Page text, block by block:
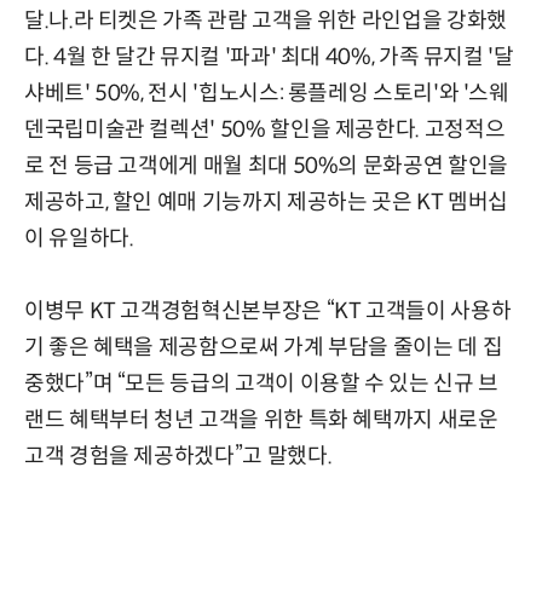
달.나.라 티켓은 가족 관람 고객을 위한 라인업을 강화했
다. 4월 한 달간 뮤지컬 '파과' 최대 40%, 가족 뮤지컬 '달
샤베트' 50%, 전시 '힙노시스: 롱플레잉 스토리'와 '스웨
덴국립미술관 컬렉션' 50% 할인을 제공한다. 고정적으
로 전 등급 고객에게 매월 최대 50%의 문화공연 할인을
제공하고, 할인 예매 기능까지 제공하는 곳은 KT 멤버십
이 유일하다.
이병무 KT 고객경험혁신본부장은 “KT 고객들이 사용하
기 좋은 혜택을 제공함으로써 가계 부담을 줄이는 데 집
중했다”며 “모든 등급의 고객이 이용할 수 있는 신규 브
랜드 혜택부터 청년 고객을 위한 특화 혜택까지 새로운
고객 경험을 제공하겠다”고 말했다.